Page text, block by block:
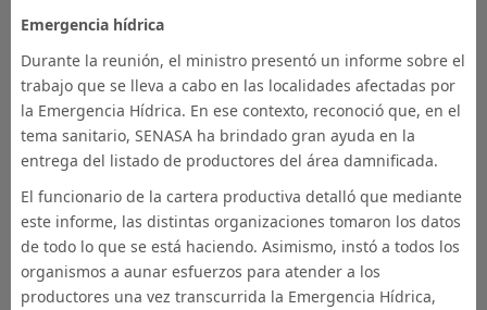
Emergencia hídrica
Durante la reunión, el ministro presentó un informe sobre el
trabajo que se lleva a cabo en las localidades afectadas por
la Emergencia Hídrica. En ese contexto, reconoció que, en el
tema sanitario, SENASA ha brindado gran ayuda en la
entrega del listado de productores del área damnificada.
El funcionario de la cartera productiva detalló que mediante
este informe, las distintas organizaciones tomaron los datos
de todo lo que se está haciendo. Asimismo, instó a todos los
organismos a aunar esfuerzos para atender a los
productores una vez transcurrida la Emergencia Hídrica,